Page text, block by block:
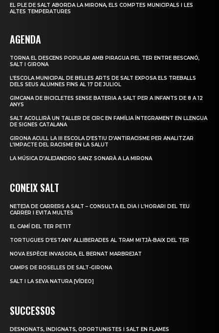
EL PLE DE SALT ABORDA LA MIRONA, ELS COMPTES MUNICIPALS I LES
ALTES TEMPERATURES
AGENDA
TORNA EL DESCENS POPULAR AMB PIRAGUA PEL TER ENTRE BESCANÓ,
SALT I GIRONA
L’ESCOLA MUNICIPAL DE BELLES ARTS DE SALT EXPOSA ELS TREBALLS
DELS SEUS ALUMNES FINS AL 17 DE JULIOL
GIMCANA DE BICICLETES SENSE BATERIA A SALT PER A INFANTS DE 8 A 12
ANYS
SALT ACOLLIRÀ UN TALLER DE CIRC EN FAMÍLIA ÍNTEGRAMENT EN LLENGUA
DE SIGNES CATALANA
GIRONA ACULL LA III ESCOLA D’ESTIU D’ANTIRACISME PER ANALITZAR
L’IMPACTE DEL RACISME EN LA SALUT
LA MÚSICA D’ALEJANDRO SANZ SONARÀ A LA MIRONA
CONEIX SALT
NETEJA DE CARRERS A SALT – CONSULTA EL DIA I L’HORARI DEL TEU
CARRER I EVITA MULTES
EL CAMÍ DEL TER PETIT
TORTUGUES D’ESTANY ALLIBERADES AL TRAM MITJÀ-BAIX DEL TER
NOVA ESPÈCIE INVASORA, EL BERNAT MARBREJAT
CAMPS DE ROSELLES DE SALT-GIRONA
SALT I LA SEVA NATURA [VÍDEO]
SUCCESSOS
DESNONATS, INDIGNATS, OPORTUNISTES I SALT EN FLAMES